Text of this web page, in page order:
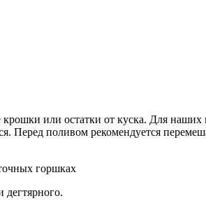
или остатки от куска. Для
Перед поливом рекомендуется